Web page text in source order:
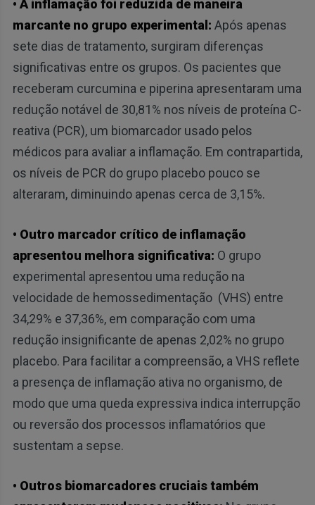
• A inflamação foi reduzida de maneira
marcante no grupo experimental: Após apenas
sete dias de tratamento, surgiram diferenças
significativas entre os grupos. Os pacientes que
receberam curcumina e piperina apresentaram uma
redução notável de 30,81% nos níveis de proteína C-
reativa (PCR), um biomarcador usado pelos
médicos para avaliar a inflamação. Em contrapartida,
os níveis de PCR do grupo placebo pouco se
alteraram, diminuindo apenas cerca de 3,15%.
• Outro marcador crítico de inflamação
apresentou melhora significativa: O grupo
experimental apresentou uma redução na
velocidade de hemossedimentação (VHS) entre
34,29% e 37,36%, em comparação com uma
redução insignificante de apenas 2,02% no grupo
placebo. Para facilitar a compreensão, a VHS reflete
a presença de inflamação ativa no organismo, de
modo que uma queda expressiva indica interrupção
ou reversão dos processos inflamatórios que
sustentam a sepse.
• Outros biomarcadores cruciais também